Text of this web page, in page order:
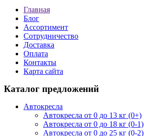
Главная
Блог
Ассортимент
Сотрудничество
Доставка
Оплата
Контакты
Карта сайта
Каталог предложений
Автокресла
Автокресла от 0 до 13 кг (0+)
Автокресла от 0 до 18 кг (0-1)
Автокресла от 0 до 25 кг (0-2)